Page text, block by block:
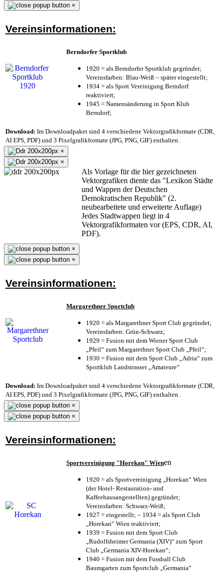
×
Vereinsinformationen:
Berndorfer Sportklub
1920 = als Berndorfer Sportklub gegründet;
Vereinsfarben: Blau-Weiß – später eingestellt;
1934 = als Sport Vereinigung Berndorf
reaktiviert;
1945 = Namensänderung in Sport Klub
Berndorf;
Download: Im Downloadpaket sind 4 verschiedene Vektorgrafikformate (CDR,
AI EPS, PDF) und 3 Pixelgrafikformate (JPG, PNG, GIF) enthalten.
×
×
Als Vorlage für die hier gezeichneten
Vektorgrafiken diente das "Lexikon Städte
und Wappen der Deutschen
Demokratischen Republik" (2.
neubearbeitete und erweiterte Auflage)
Jedes Stadtwappen liegt in 4
Vektorgrafikformaten vor (EPS, CDR, AI,
PDF).
×
×
Vereinsinformationen:
Margarethner Sportclub
1920 = als Margarethner Sport Club gegründet;
Vereinsfarben: Grün-Schwarz;
1929 = Fusion mit dem Wiener Sport Club
„Pfeil“ zum Margarethner Sport Club „Pfeil“;
1930 = Fusion mit dem Sport Club „Adria“ zum
Sportklub Landstrasser „Amateure“
Download: Im Downloadpaket sind 4 verschiedene Vektorgrafikformate (CDR,
AI EPS, PDF) und 3 Pixelgrafikformate (JPG, PNG, GIF) enthalten.
×
×
Vereinsinformationen:
Sportvereinigung "Horekan" Wienen
1920 = als Sportvereinigung „Horekan“ Wien
(der Hotel- Restauration- und
Kaffeehausangestellten) gegründet;
Vereinsfarben: Schwarz-Weiß;
1927 = eingestellt; – 1934 = als Sport Club
„Horekan“ Wien reaktiviert;
1939 = Fusion mit dem Sport Club
„Rudolfsheimer Germania (XIV)“ zum Sport
Club „Germania XIV-Horekan“;
1940 = Fusion mit dem Fussball Club
Baumgarten zum Sportclub „Germania“